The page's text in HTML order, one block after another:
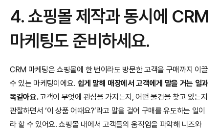
4. 쇼핑몰 제작과 동시에 CRM
마케팅도 준비하세요.
CRM 마케팅은 쇼핑몰에 한 번이라도 방문한 고객을 구매까지 이끌
수 있는 마케팅이에요. 쉽게 말해 매장에서 고객에게 말을 거는 일과
똑같아요. 고객이 무엇에 관심을 가지는지, 어떤 물건을 찾고 있는지
관찰하면서 ‘이 상품 어때요?’라고 말을 걸어 구매를 유도하는 일이
라 할 수 있어요. 쇼핑몰 내에서 고객들의 움직임을 파악해 니즈와